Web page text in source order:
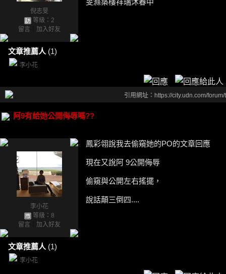
倪志旻
等級：2
留言
加入好友
文章推薦人 (1)
李小花
旻滌築樓祥瑞沐春中
引用網址：https://city.udn.com/
阿9有給她公開侮辱嗎??
李小花
等級：8
留言
加入好友
文章推薦人 (1)
李小花
鳳彩翎說我去偷窺她的PO的文章回應
現在又說阿 9公開侮辱
偷窺與公開左右搖擺，
說話顛三倒四....